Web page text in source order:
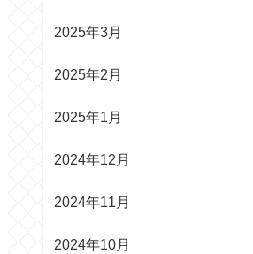
2025年3月
2025年2月
2025年1月
2024年12月
2024年11月
2024年10月